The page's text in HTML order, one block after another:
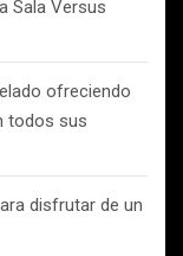
Sala Versus
ofreciendo
todos sus
disfrutar de un